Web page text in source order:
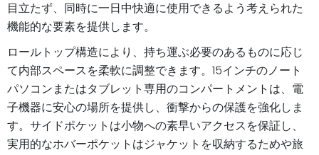
目立たず、同時に一日中快適に使用できるよう考えられた
機能的な要素を提供します。
ロールトップ構造により、持ち運ぶ必要のあるものに応じ
て内部スペースを柔軟に調整できます。15インチのノート
パソコンまたはタブレット専用のコンパートメントは、電
子機器に安心の場所を提供し、衝撃からの保護を強化しま
す。サイドポケットは小物への素早いアクセスを保証し、
実用的なホバーポケットはジャケットを収納するためや旅